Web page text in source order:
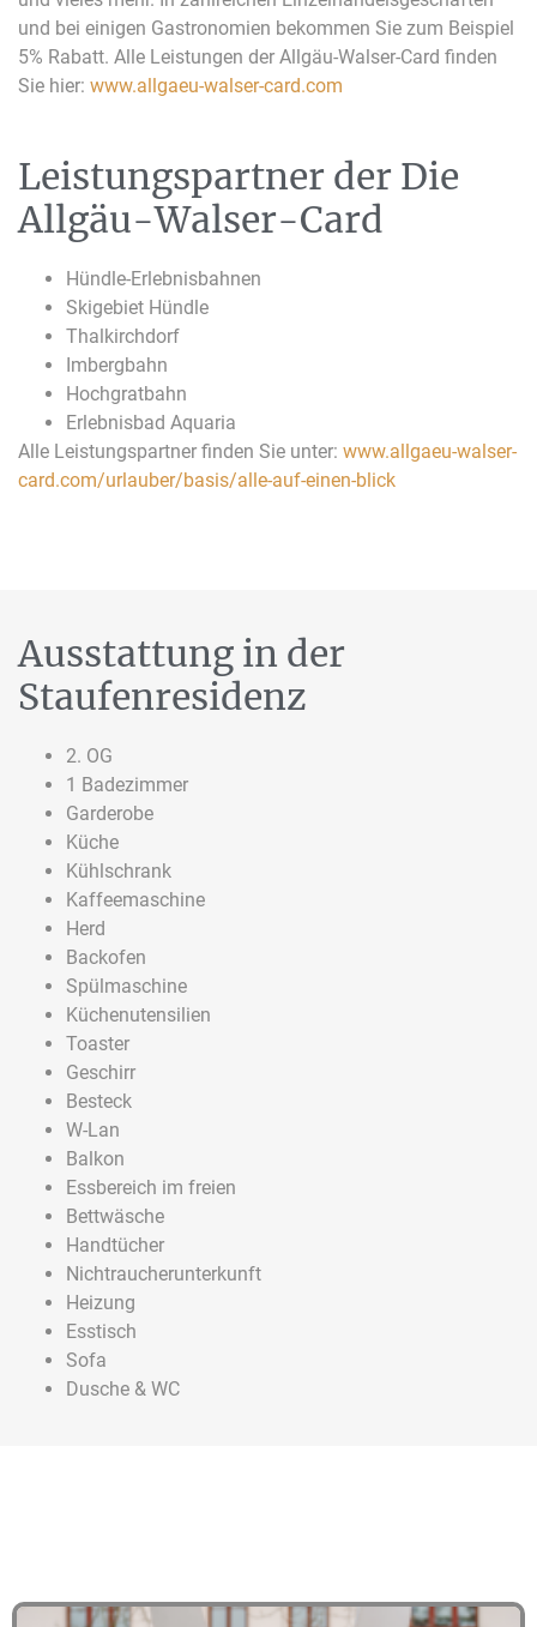
und bei einigen Gastronomien bekommen Sie zum Beispiel
5% Rabatt. Alle Leistungen der Allgäu-Walser-Card finden
Sie hier: www.allgaeu-walser-card.com
Leistungspartner der Die
Allgäu-Walser-Card
Hündle-Erlebnisbahnen
Skigebiet Hündle
Thalkirchdorf
Imbergbahn
Hochgratbahn
Erlebnisbad Aquaria
Alle Leistungspartner finden Sie unter: www.allgaeu-walser-
card.com/urlauber/basis/alle-auf-einen-blick
Ausstattung in der
Staufenresidenz
2. OG
1 Badezimmer
Garderobe
Küche
Kühlschrank
Kaffeemaschine
Herd
Backofen
Spülmaschine
Küchenutensilien
Toaster
Geschirr
Besteck
W-Lan
Balkon
Essbereich im freien
Bettwäsche
Handtücher
Nichtraucherunterkunft
Heizung
Esstisch
Sofa
Dusche & WC